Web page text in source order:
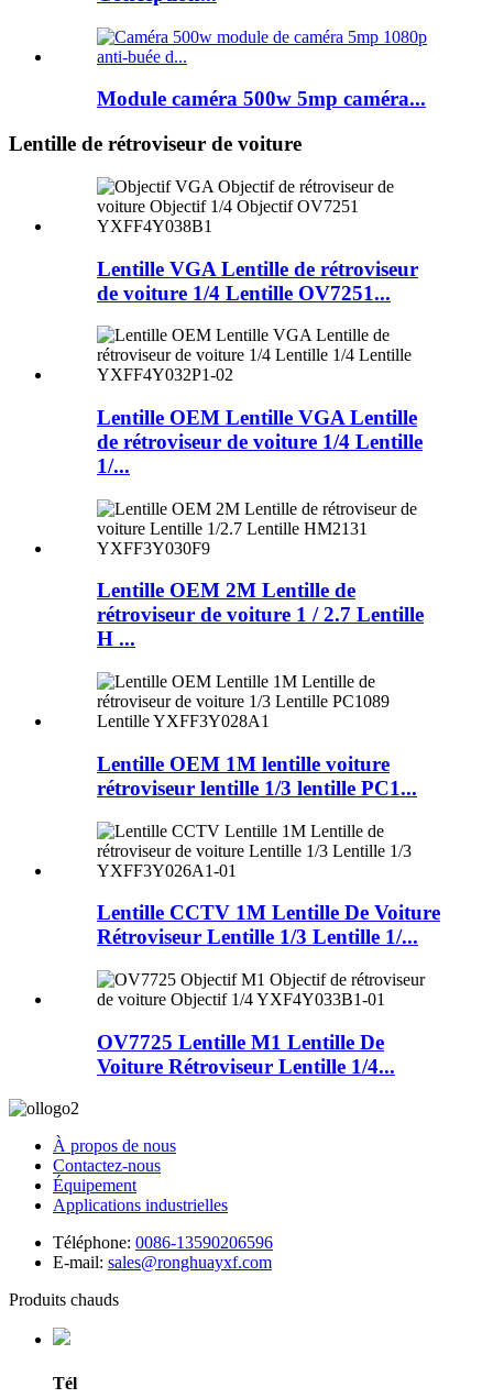
Module caméra 500w 5mp caméra...
Lentille de rétroviseur de voiture
Lentille VGA Lentille de rétroviseur
de voiture 1/4 Lentille OV7251...
Lentille OEM Lentille VGA Lentille
de rétroviseur de voiture 1/4 Lentille
1/...
Lentille OEM 2M Lentille de
rétroviseur de voiture 1 / 2.7 Lentille
H ...
Lentille OEM 1M lentille voiture
rétroviseur lentille 1/3 lentille PC1...
Lentille CCTV 1M Lentille De Voiture
Rétroviseur Lentille 1/3 Lentille 1/...
OV7725 Lentille M1 Lentille De
Voiture Rétroviseur Lentille 1/4...
À propos de nous
Contactez-nous
Équipement
Applications industrielles
Téléphone: 0086-13590206596
E-mail: sales@ronghuayxf.com
Produits chauds
Tél